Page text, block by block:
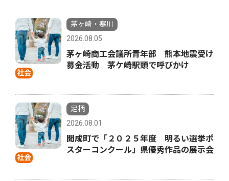
社会
茅ヶ崎・寒川
2026.08.05
茅ヶ崎商工会議所青年部 熊本地震受け
募金活動 茅ケ崎駅頭で呼びかけ
社会
足柄
2026.08.01
開成町で「２０２５年度 明るい選挙ポ
スターコンクール」県優秀作品の展示会